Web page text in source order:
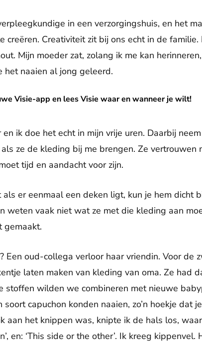
in een verzorgingshuis, en het
creëren. Creativiteit zit bij ons echt in de familie.
Mijn moeder zat, zolang ik me kan
het naaien al jong geleerd.
Visie-app en lees Visie waar en wanneer je wilt!
lees Visie waar en wanneer je wilt!
en ik doe het echt in mijn vrije uren. Daarbij
ze de kleding bij me brengen. Ze vertrouwen
tijd en aandacht voor zijn.
als er eenmaal een deken ligt, kun je hem dicht
weten vaak niet wat ze met die kleding aan
gemaakt.
Een oud-collega verloor haar vriendin. Voor de
laten maken van kleding van oma. Ze had
stoffen wilden we combineren met nieuwe
capuchon konden naaien, zo’n hoekje dat
aan het knippen was, knipte ik de hals los,
en: ‘This side or the other’. Ik kreeg kippenvel.